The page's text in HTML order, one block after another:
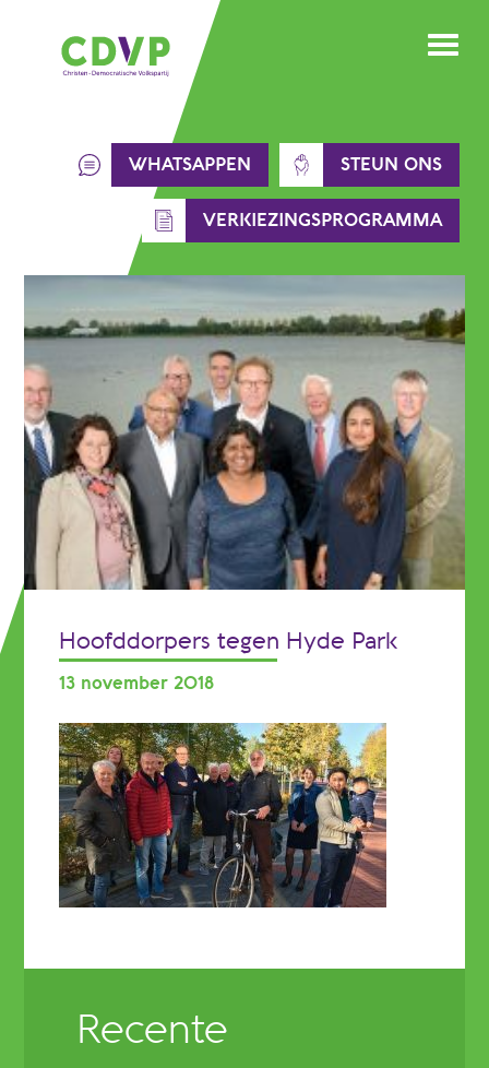
WHATSAPPEN STEUN ONS
VERKIEZINGSPROGRAMMA
Hoofddorpers tegen Hyde Park
13 november 2018
Recente